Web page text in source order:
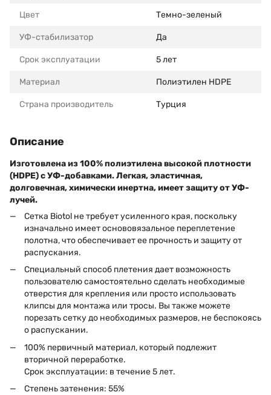
Цвет Темно-зеленый
УФ-стабилизатор Да
Срок эксплуатации 5 лет
Материал Полиэтилен HDPE
Страна производитель Турция
Описание
Изготовлена из 100% полиэтилена высокой плотности
(HDPE) с УФ-добавками. Легкая, эластичная,
долговечная, химически инертна, имеет защиту от УФ-
лучей.
Сетка Biotol не требует усиленного края, поскольку
изначально имеет основовязальное переплетение
полотна, что обеспечивает ее прочность и защиту от
распускания.
Специальный способ плетения дает возможность
пользователю самостоятельно сделать необходимые
отверстия для крепления или просто использовать
клипсы для монтажа или тросы. Вы также можете
порезать сетку до необходимых размеров, не беспокоясь
о распускании.
100% первичный материал, который подлежит
вторичной переработке.
Срок эксплуатации: в течение 5 лет.
Степень затенения: 55%